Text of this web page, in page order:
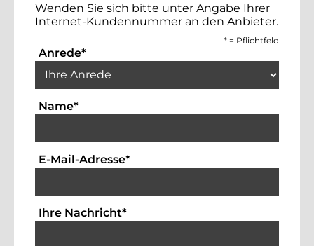
Wenden Sie sich bitte unter Angabe Ihrer
Internet-Kundennummer an den Anbieter.
* = Pflichtfeld
Anrede*Auswahlbox für die Anrede. Dies ist
Name*Textfeld für die Eingabe Ihres Namens.
E-Mail-Adresse*Textfeld für die Eingabe der
Ihre Nachricht*Bitte geben Sie hier Ihre